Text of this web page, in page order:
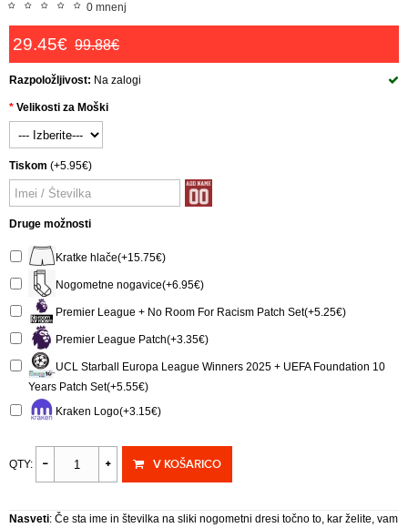
0 mnenj
29.45€ 99.88€
Razpoložljivost: Na zalogi
Velikosti za Moški
Tiskom (+5.95€)
Druge možnosti
Kratke hlače(+15.75€)
Nogometne nogavice(+6.95€)
Premier League + No Room For Racism Patch Set(+5.25€)
Premier League Patch(+3.35€)
UCL Starball Europa League Winners 2025 + UEFA Foundation 10
Years Patch Set(+5.55€)
Kraken Logo(+3.15€)
QTY: V KOŠARICO
Nasveti: Če sta ime in številka na sliki nogometni dresi točno to, kar želite, vam